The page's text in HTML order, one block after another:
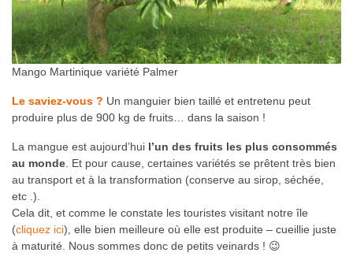
Mango Martinique variété Palmer
Le saviez-vous ? Un manguier bien taillé et entretenu peut
produire plus de 900 kg de fruits… dans la saison !
La mangue est aujourd’hui l’un des fruits les plus consommés
au monde. Et pour cause, certaines variétés se prêtent très bien
au transport et à la transformation (conserve au sirop, séchée,
etc .).
Cela dit, et comme le constate les touristes visitant notre île
(cliquez ici), elle bien meilleure où elle est produite – cueillie juste
à maturité. Nous sommes donc de petits veinards ! 😉